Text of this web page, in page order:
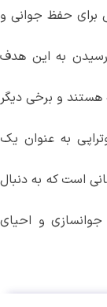
حفظ جوانی و
به این هدف
و برخی دیگر
به عنوان یک
است که به دنبال
و احیای